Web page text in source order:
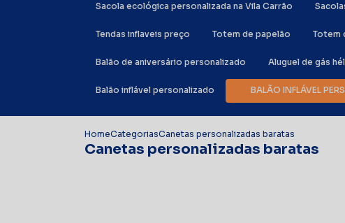
Aluguel de gás
Balão de aniversário personalizado
Balão inflável personalizado BALÃO INFLÁVEL
Sacola ecológica personalizada na Vila Carrão
Tendas inflaveis preço Totem de papelão
HomeCategoriasCanetas personalizadas baratas
Canetas personalizadas baratas